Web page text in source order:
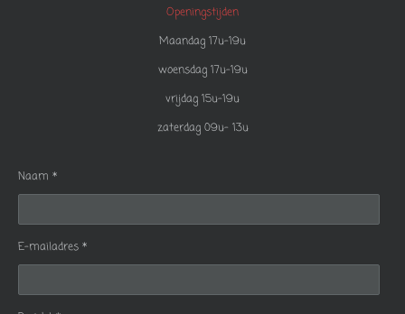
Openingstijden
Maandag 17u-19u
woensdag 17u-19u
vrijdag 15u-19u
zaterdag 09u- 13u
Naam *
E-mailadres *